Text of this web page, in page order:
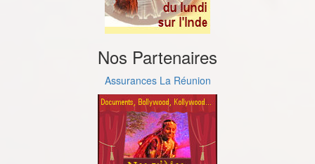
Nos Partenaires
Assurances La Réunion